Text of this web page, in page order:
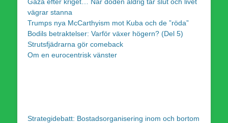
vägrar stanna
Trumps nya McCarthyism mot Kuba och de ”röda”
Bodils betraktelser: Varför växer högern? (Del 5)
Strutsfjädrarna gör comeback
Om en eurocentrisk vänster
Strategidebatt: Bostadsorganisering inom och bortom